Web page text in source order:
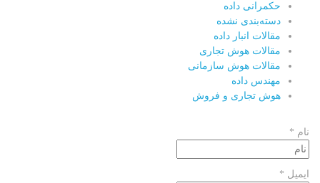
حکمرانی داده
دسته‌بندی نشده
مقالات انبار داده
مقالات هوش تجاری
مقالات هوش سازمانی
مهندس داده
هوش تجاری و فروش
نام *
ایمیل *